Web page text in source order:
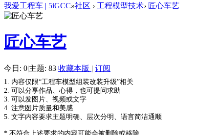
我爱工程车 | 5iGCC»社区 › 工程模型技术› 匠心车艺
匠心车艺
今日: 0|主题: 83 收藏本版 | 订阅
1. 内容仅限“工程车模型组装改装升级”相关
2. 可以分享作品、心得，也可提问求助
3. 可以发图片、视频或文字
4. 注意图片质量和美感
5. 文字内容要求主题明确、层次分明、语言简洁通顺
* 不符合上述要求的内容可能会被删除或移除